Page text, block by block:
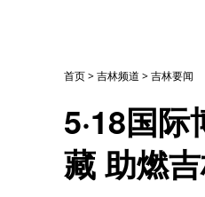
首页>吉林频道 >吉林要闻
5·18国
藏 助燃